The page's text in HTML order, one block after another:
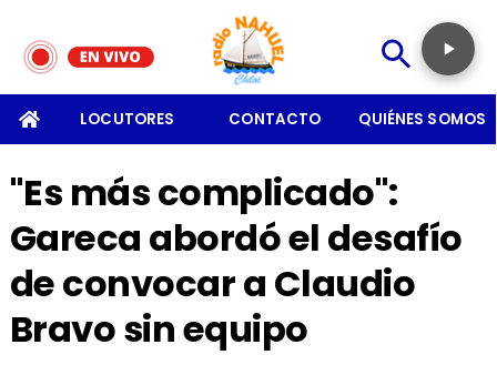
LOCUTORES CONTACTO QUIÉNES SOMOS
"Es más complicado":
Gareca abordó el desafío
de convocar a Claudio
Bravo sin equipo